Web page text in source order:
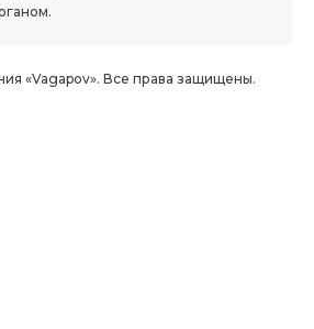
«Vagapov». Все права защищены.